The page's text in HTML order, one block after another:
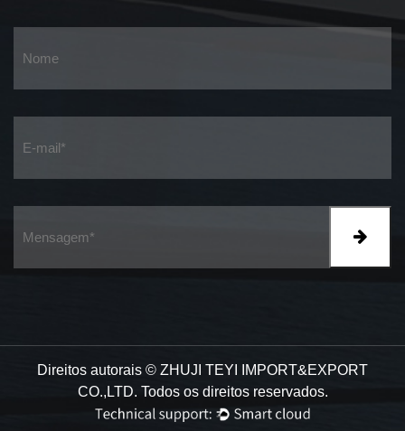
Direitos autorais © ZHUJI TEYI IMPORT&EXPORT
CO.,LTD. Todos os direitos reservados.